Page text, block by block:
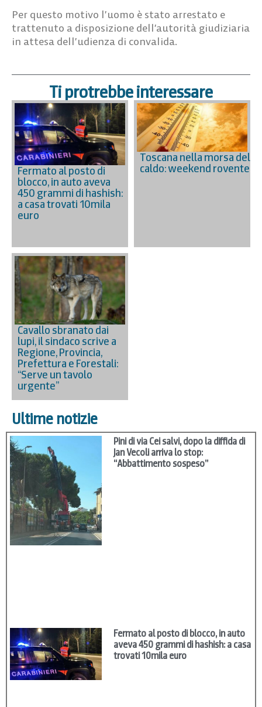
Per questo motivo l’uomo è stato arrestato e
trattenuto a disposizione dell’autorità giudiziaria
in attesa dell’udienza di convalida.
Ti protrebbe interessare
Fermato al posto di
blocco, in auto aveva
450 grammi di hashish:
a casa trovati 10mila
euro
Toscana nella morsa del
caldo: weekend rovente
Cavallo sbranato dai
lupi, il sindaco scrive a
Regione, Provincia,
Prefettura e Forestali:
“Serve un tavolo
urgente”
Ultime notizie
Pini di via Cei salvi, dopo la diffida di
Jan Vecoli arriva lo stop:
“Abbattimento sospeso”
Fermato al posto di blocco, in auto
aveva 450 grammi di hashish: a casa
trovati 10mila euro